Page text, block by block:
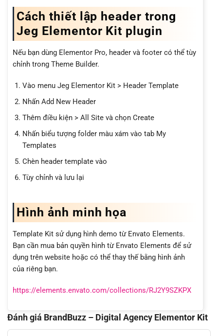
Cách thiết lập header trong
Jeg Elementor Kit plugin
Nếu bạn dùng Elementor Pro, header và footer có thể tùy
chỉnh trong Theme Builder.
Vào menu Jeg Elementor Kit > Header Template
Nhấn Add New Header
Thêm điều kiện > All Site và chọn Create
Nhấn biểu tượng folder màu xám vào tab My
Templates
Chèn header template vào
Tùy chỉnh và lưu lại
Hình ảnh minh họa
Template Kit sử dụng hình demo từ Envato Elements.
Bạn cần mua bản quyền hình từ Envato Elements để sử
dụng trên website hoặc có thể thay thế bằng hình ảnh
của riêng bạn.
https://elements.envato.com/collections/RJ2Y9SZKPX
Đánh giá BrandBuzz – Digital Agency Elementor Kit